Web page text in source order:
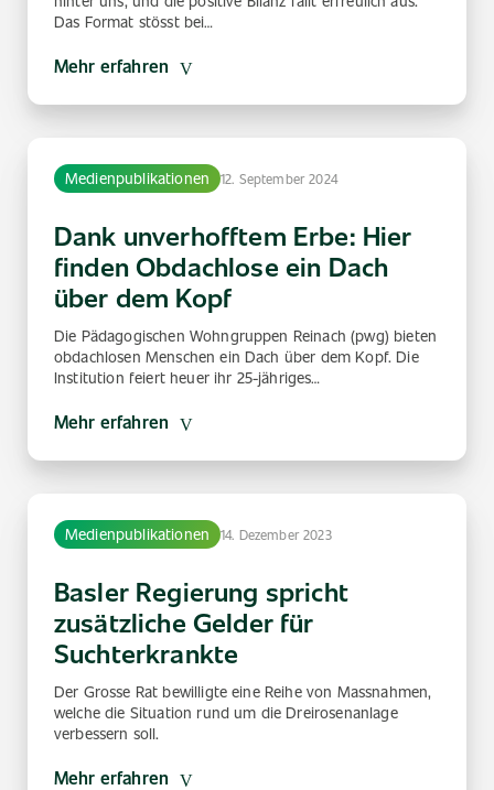
Das Format stösst bei…
Mehr erfahren
Medienpublikationen 12. September 2024
Dank unverhofftem Erbe: Hier
finden Obdachlose ein Dach
über dem Kopf
Die Pädagogischen Wohngruppen Reinach (pwg) bieten
obdachlosen Menschen ein Dach über dem Kopf. Die
Institution feiert heuer ihr 25-jähriges…
Mehr erfahren
Medienpublikationen 14. Dezember 2023
Basler Regierung spricht
zusätzliche Gelder für
Suchterkrankte
Der Grosse Rat bewilligte eine Reihe von Massnahmen,
welche die Situation rund um die Dreirosenanlage
verbessern soll.
Mehr erfahren